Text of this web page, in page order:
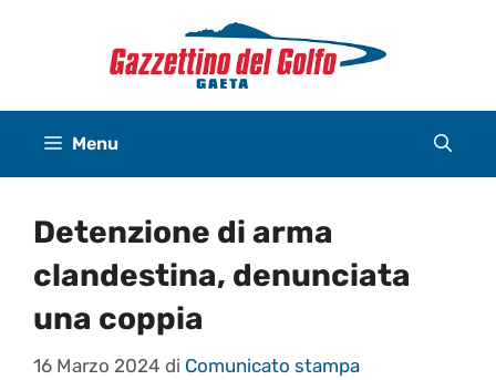
Menu
Detenzione di arma
clandestina, denunciata
una coppia
16 Marzo 2024 di Comunicato stampa